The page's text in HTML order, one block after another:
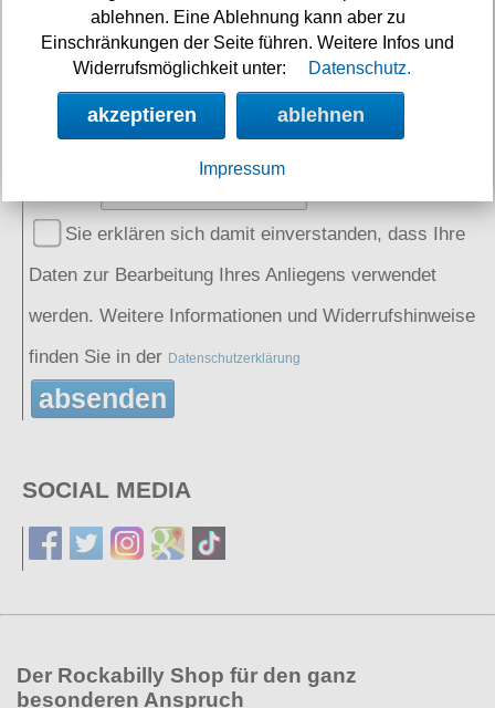
Name:(optional)
Spamschutz:(Ergebnis eintragen)
Sie erklären sich damit einverstanden, dass Ihre
Daten zur Bearbeitung Ihres Anliegens verwendet
werden. Weitere Informationen und Widerrufshinweise
finden Sie in der Datenschutzerklärung
absenden
SOCIAL MEDIA
Der Rockabilly Shop für den ganz
besonderen Anspruch
ablehnen. Eine Ablehnung kann aber zu
Einschränkungen der Seite führen. Weitere Infos und
Widerrufsmöglichkeit unter:
Datenschutz.
akzeptieren ablehnen
Impressum